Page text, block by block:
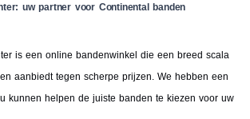
uw partner voor Continental banden
is een online bandenwinkel die een breed scala
aanbiedt tegen scherpe prijzen. We hebben een
kunnen helpen de juiste banden te kiezen voor uw